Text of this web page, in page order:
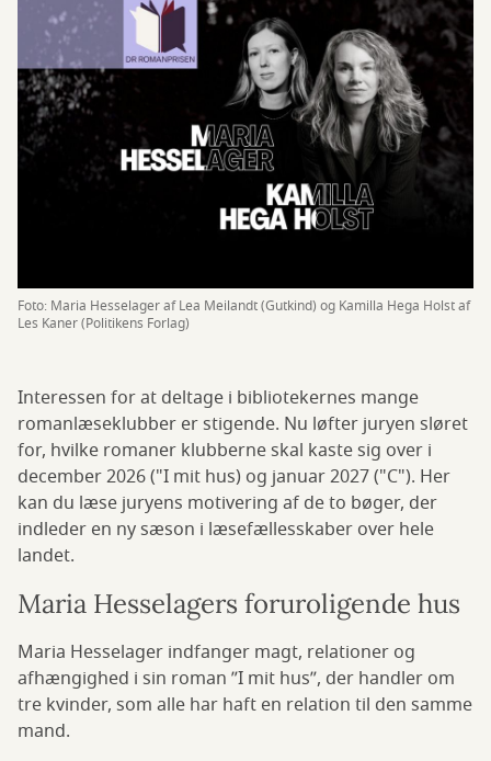
Foto: Maria Hesselager af Lea Meilandt (Gutkind) og Kamilla Hega Holst af
Les Kaner (Politikens Forlag)
Interessen for at deltage i bibliotekernes mange
romanlæseklubber er stigende. Nu løfter juryen sløret
for, hvilke romaner klubberne skal kaste sig over i
december 2026 ("I mit hus) og januar 2027 ("C"). Her
kan du læse juryens motivering af de to bøger, der
indleder en ny sæson i læsefællesskaber over hele
landet.
Maria Hesselagers foruroligende hus
Maria Hesselager indfanger magt, relationer og
afhængighed i sin roman ”I mit hus”, der handler om
tre kvinder, som alle har haft en relation til den samme
mand.